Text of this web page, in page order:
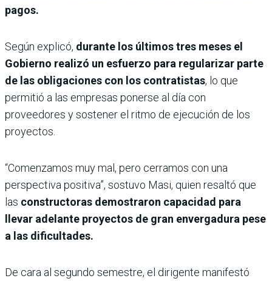
pagos.
Según explicó, durante los últimos tres meses el
Gobierno realizó un esfuerzo para regularizar parte
de las obligaciones con los contratistas, lo que
permitió a las empresas ponerse al día con
proveedores y sostener el ritmo de ejecución de los
proyectos.
“Comenzamos muy mal, pero cerramos con una
perspectiva positiva”, sostuvo Masi, quien resaltó que
las constructoras demostraron capacidad para
llevar adelante proyectos de gran envergadura pese
a las dificultades.
De cara al segundo semestre, el dirigente manifestó